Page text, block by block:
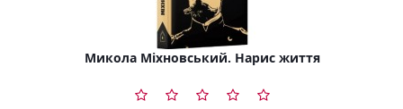
Микола Міхновський. Нарис життя